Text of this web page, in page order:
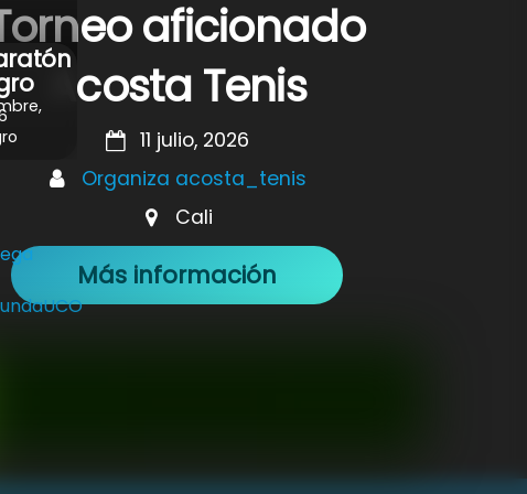
aficionado
Acosta Tenis
11 julio, 2026
Organiza acosta_tenis
Cali
Más información